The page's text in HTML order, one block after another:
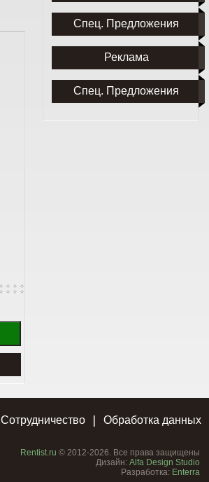
Спец. Предложения
Реклама
Спец. Предложения
Сотрудничество Обработка данных
Rentist.ru © 2012-2026. Все права защищены
Дизайн: Alfa Design Studio
Разработка: Enterra